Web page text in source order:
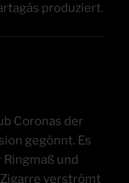
produziert.
Coro­nas der
gegönnt. Es
und
Zigar­re ver­strömt